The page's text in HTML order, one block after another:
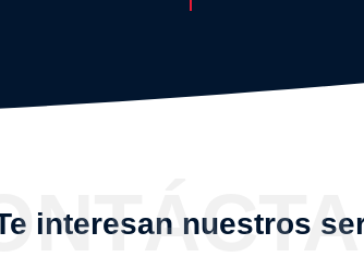
interesan nuestros